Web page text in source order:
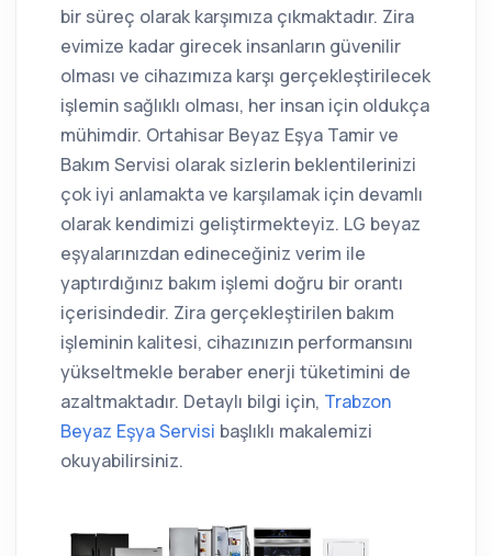
bir süreç olarak karşımıza çıkmaktadır. Zira
evimize kadar girecek insanların güvenilir
olması ve cihazımıza karşı gerçekleştirilecek
işlemin sağlıklı olması, her insan için oldukça
mühimdir. Ortahisar Beyaz Eşya Tamir ve
Bakım Servisi olarak sizlerin beklentilerinizi
çok iyi anlamakta ve karşılamak için devamlı
olarak kendimizi geliştirmekteyiz. LG beyaz
eşyalarınızdan edineceğiniz verim ile
yaptırdığınız bakım işlemi doğru bir orantı
içerisindedir. Zira gerçekleştirilen bakım
işleminin kalitesi, cihazınızın performansını
yükseltmekle beraber enerji tüketimini de
azaltmaktadır. Detaylı bilgi için, Trabzon
Beyaz Eşya Servisi başlıklı makalemizi
okuyabilirsiniz.